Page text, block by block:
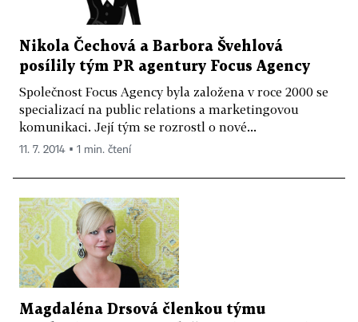
Nikola Čechová a Barbora Švehlová
posílily tým PR agentury Focus Agency
Společnost Focus Agency byla založena v roce 2000 se
specializací na public relations a marketingovou
komunikaci. Její tým se rozrostl o nové...
11. 7. 2014 ▪ 1 min. čtení
Magdaléna Drsová členkou týmu